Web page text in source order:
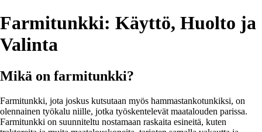
Farmitunkki: Käyttö, Huolto ja
Valinta
Mikä on farmitunkki?
Farmitunkki, jota joskus kutsutaan myös hammastankotunkiksi, on
olennainen työkalu niille, jotka työskentelevät maatalouden parissa.
Farmitunkki on suunniteltu nostamaan raskaita esineitä, kuten